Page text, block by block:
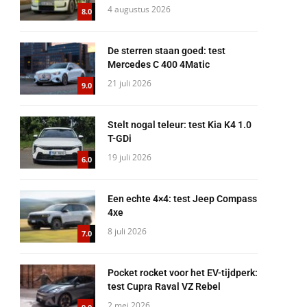
8.0 4 augustus 2026
9.0
De sterren staan goed: test
Mercedes C 400 4Matic
21 juli 2026
6.0
Stelt nogal teleur: test Kia K4 1.0
T-GDi
19 juli 2026
7.0
Een echte 4×4: test Jeep Compass
4xe
8 juli 2026
Pocket rocket voor het EV-tijdperk:
test Cupra Raval VZ Rebel